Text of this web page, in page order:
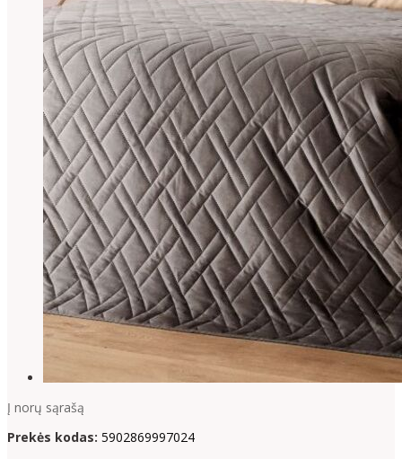
Į norų sąrašą
Prekės kodas: 5902869997024